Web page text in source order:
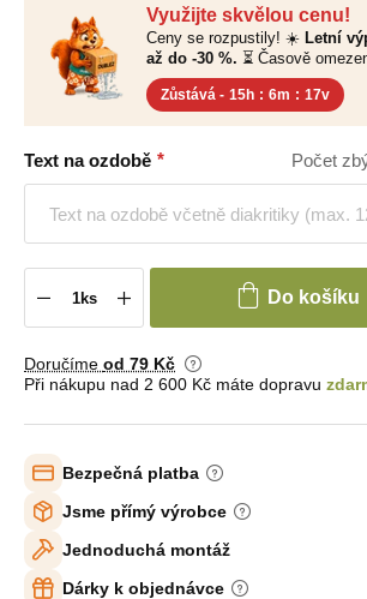
Využijte skvělou cenu!
Ceny se rozpustily! ☀️ Letní
až do -30 %. ⏳ Časově
Zůstává - 15h : 6m : 16v
Text na ozdobě Počet
Do košíku
Doručíme od 79 Kč
Při nákupu nad 2 600 Kč máte dopravu
Bezpečná platba
Jsme přímý výrobce
Jednoduchá montáž
Dárky k objednávce